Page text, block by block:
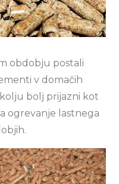
obdobju postali
v domačih
bolj prijazni kot
ogrevanje lastnega